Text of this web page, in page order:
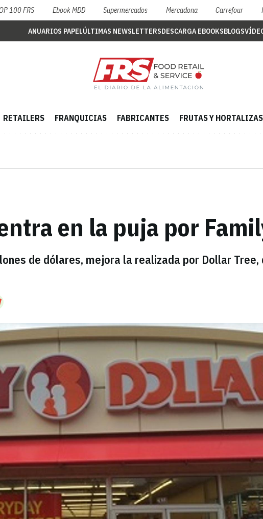
100 FRS Ebook MDD Supermercados Mercadona Carrefour
ANUARIOS PAPELÚLTIMAS NEWSLETTERSDESCARGA EBOOKSBLOGS
RETAILERS FRANQUICIAS FABRICANTES FRUTAS Y HORTALIZAS
en la puja por
de dólares, mejora la realizada por Dollar Tree,